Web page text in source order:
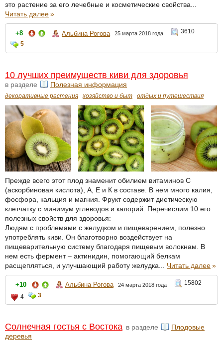
это растение за его лечебные и косметические свойства...
Читать далее»
+8 Альбина Рогова 25 марта 2018 года
3610
5
10 лучших преимуществ киви для здоровья
в разделе Полезная информация
декоративные растения хозяйство и быт отдых и путешествия
Прежде всего этот плод знаменит обилием витаминов С
(аскорбиновая кислота), А, Е и К в составе. В нем много калия,
фосфора, кальция и магния. Фрукт содержит диетическую
клетчатку с минимум углеводов и калорий. Перечислим 10 его
полезных свойств для здоровья:
Людям с проблемами с желудком и пищеварением, полезно
употреблять киви. Он благотворно воздействует на
пищеварительную систему благодаря пищевым волокнам. В
нем есть фермент – актинидин, помогающий белкам
расщепляться, и улучшающий работу желудка... Читать далее»
+10 Альбина Рогова 24 марта 2018 года
15802
4
3
Солнечная гостья с Востока в разделе
Плодовые
деревья